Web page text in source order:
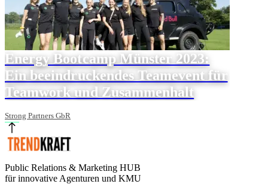
Energy Bootcamp Münster 2023:
Ein beeindruckendes Teamevent für
Teamwork und Zusammenhalt
Strong Partners GbR
Public Relations & Marketing HUB
für innovative Agenturen und KMU